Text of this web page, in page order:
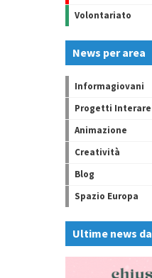
Volontariato
News per area
Informagiovani
Progetti
Animazione
Creatività
Blog
Spazio Europa
Ultime news